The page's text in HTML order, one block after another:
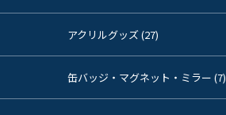
アクリルグッズ (27)
缶バッジ・マグネット・ミラー (7)